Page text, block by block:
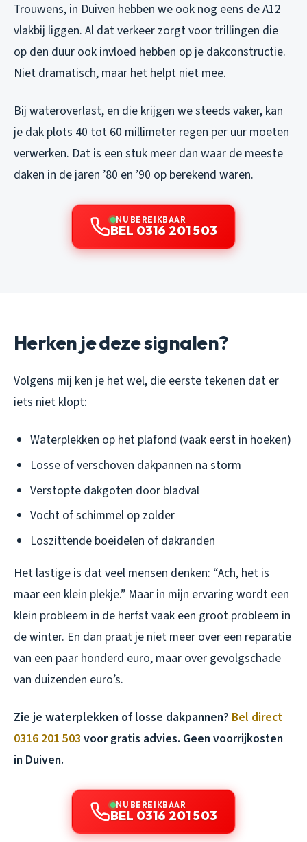
Trouwens, in Duiven hebben we ook nog eens de A12
vlakbij liggen. Al dat verkeer zorgt voor trillingen die
op den duur ook invloed hebben op je dakconstructie.
Niet dramatisch, maar het helpt niet mee.
Bij wateroverlast, en die krijgen we steeds vaker, kan
je dak plots 40 tot 60 millimeter regen per uur moeten
verwerken. Dat is een stuk meer dan waar de meeste
daken in de jaren ’80 en ’90 op berekend waren.
NU BEREIKBAAR
BEL 0316 201 503
Herken je deze signalen?
Volgens mij ken je het wel, die eerste tekenen dat er
iets niet klopt:
Waterplekken op het plafond (vaak eerst in hoeken)
Losse of verschoven dakpannen na storm
Verstopte dakgoten door bladval
Vocht of schimmel op zolder
Loszittende boeidelen of dakranden
Het lastige is dat veel mensen denken: “Ach, het is
maar een klein plekje.” Maar in mijn ervaring wordt een
klein probleem in de herfst vaak een groot probleem in
de winter. En dan praat je niet meer over een reparatie
van een paar honderd euro, maar over gevolgschade
van duizenden euro’s.
Zie je waterplekken of losse dakpannen? Bel direct
0316 201 503 voor gratis advies. Geen voorrijkosten
in Duiven.
NU BEREIKBAAR
BEL 0316 201 503